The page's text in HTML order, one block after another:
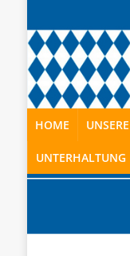
HOME
UNTERHALTUNG